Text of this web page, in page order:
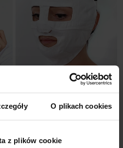
O plikach cookies
z plików cookie
Tomaszewska